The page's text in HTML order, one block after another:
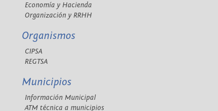
Economía y Hacienda
Organización y RRHH
Organismos
CIPSA
REGTSA
Municipios
Información Municipal
ATM técnica a municipios